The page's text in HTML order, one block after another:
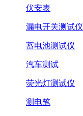
伏安表
漏电开关测试仪
蓄电池测试仪
汽车测试
荧光灯测试仪
测电笔